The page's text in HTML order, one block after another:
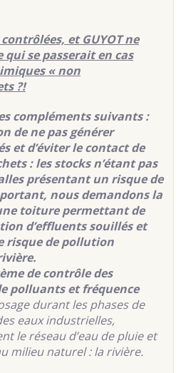
et GUYOT ne
se passerait en cas
« non
?!
compléments suivants :
de ne pas générer
et d’éviter le contact de
: les stocks n’étant pas
présentant un risque de
nous demandons la
toiture permettant de
d’effluents souillés et
risque de pollution
de contrôle des
polluants et fréquence
durant les phases de
eaux industrielles,
le réseau d’eau de pluie et
milieu naturel : la rivière.